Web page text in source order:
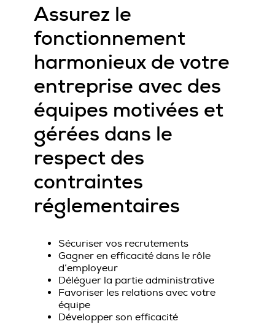
Assurez le
fonctionnement
harmonieux de votre
entreprise avec des
équipes motivées et
gérées dans le
respect des
contraintes
réglementaires
Sécuriser vos recrutements
Gagner en efficacité dans le rôle
d’employeur
Déléguer la partie administrative
Favoriser les relations avec votre
équipe
Développer son efficacité